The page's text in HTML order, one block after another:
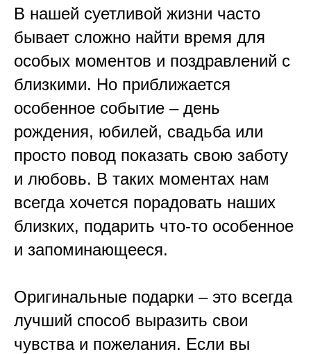
В нашей суетливой жизни часто
бывает сложно найти время для
особых моментов и поздравлений с
близкими. Но приближается
особенное событие – день
рождения, юбилей, свадьба или
просто повод показать свою заботу
и любовь. В таких моментах нам
всегда хочется порадовать наших
близких, подарить что-то особенное
и запоминающееся.
Оригинальные подарки – это всегда
лучший способ выразить свои
чувства и пожелания. Если вы